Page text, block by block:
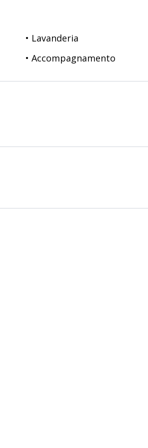
• Lavanderia
• Accompagnamento